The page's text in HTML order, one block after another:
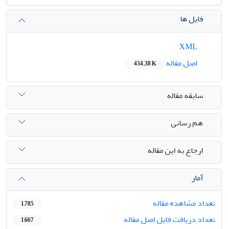
فایل ها
اصل مقاله
434.38 K
سابقه مقاله
هم رسانی
ارجاع به این مقاله
آمار
تعداد مشاهده مقاله
1,785
تعداد دریافت فایل اصل مقاله 1,667